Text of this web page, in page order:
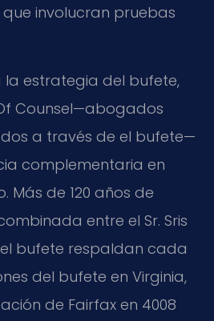
involucran pruebas
la estrategia del bufete,
Counsel—abogados
a través de el bufete—
complementaria en
Más de 120 años de
entre el Sr. Sris
bufete respaldan cada
del bufete en Virginia,
de Fairfax en 4008